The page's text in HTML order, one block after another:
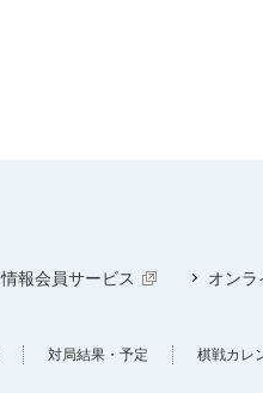
情報会員サービス オンラ
対局結果・予定 棋戦カレ